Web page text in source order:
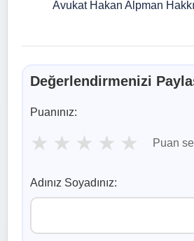
Avukat Hakan Alpman
Değerlendirmenizi
Puanınız:
★ ★ ★ ★ ★ Puan
Adınız Soyadınız: